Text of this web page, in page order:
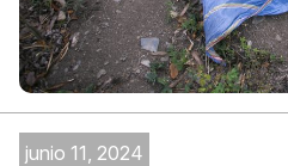
junio 11, 2024